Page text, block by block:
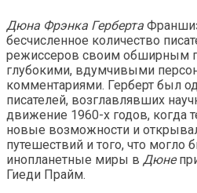
Дюна Фрэнка Герберта
бесчисленное количество
режиссеров своим обширным
глубокими, вдумчивыми
комментариями. Герберт был
писателей, возглавлявших
движение 1960-х годов, когда
новые возможности и
путешествий и того, что могло
инопланетные миры в Дюне
Гиеди Прайм.